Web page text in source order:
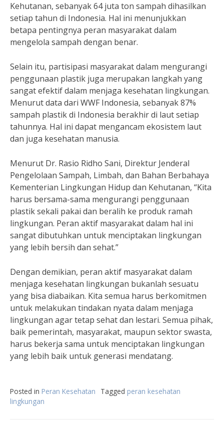
Kehutanan, sebanyak 64 juta ton sampah dihasilkan
setiap tahun di Indonesia. Hal ini menunjukkan
betapa pentingnya peran masyarakat dalam
mengelola sampah dengan benar.
Selain itu, partisipasi masyarakat dalam mengurangi
penggunaan plastik juga merupakan langkah yang
sangat efektif dalam menjaga kesehatan lingkungan.
Menurut data dari WWF Indonesia, sebanyak 87%
sampah plastik di Indonesia berakhir di laut setiap
tahunnya. Hal ini dapat mengancam ekosistem laut
dan juga kesehatan manusia.
Menurut Dr. Rasio Ridho Sani, Direktur Jenderal
Pengelolaan Sampah, Limbah, dan Bahan Berbahaya
Kementerian Lingkungan Hidup dan Kehutanan, “Kita
harus bersama-sama mengurangi penggunaan
plastik sekali pakai dan beralih ke produk ramah
lingkungan. Peran aktif masyarakat dalam hal ini
sangat dibutuhkan untuk menciptakan lingkungan
yang lebih bersih dan sehat.”
Dengan demikian, peran aktif masyarakat dalam
menjaga kesehatan lingkungan bukanlah sesuatu
yang bisa diabaikan. Kita semua harus berkomitmen
untuk melakukan tindakan nyata dalam menjaga
lingkungan agar tetap sehat dan lestari. Semua pihak,
baik pemerintah, masyarakat, maupun sektor swasta,
harus bekerja sama untuk menciptakan lingkungan
yang lebih baik untuk generasi mendatang.
Posted in Peran Kesehatan Tagged peran kesehatan
lingkungan